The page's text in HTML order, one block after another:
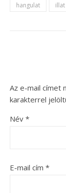
hangulat
illat
Az e-mail címet
karakterrel
Név *
E-mail cím *